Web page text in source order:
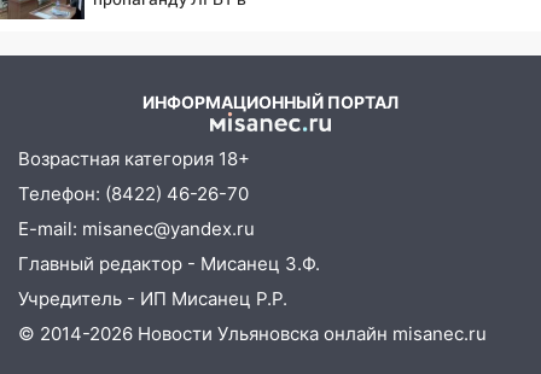
оставил в силе приговор руководству
3,2 млн рублей
Ветераны легкой атлетики из
Ульяновска успешно выступили на
Чемпионате России
16:02 В Ульяновской области убрали
более 28% площадей зерновых и
зернобобовых культур
15:51 Бросила кирпич в жену брата: в
Ульяновской области завели дело на
ИНФОРМАЦИОННЫЙ ПОРТАЛ
Возрастная категория 18+
Телефон: (8422) 46-26-70
E-mail: misanec@yandex.ru
Главный редактор - Мисанец З.Ф.
Учредитель - ИП Мисанец Р.Р.
© 2014-2026 Новости Ульяновска онлайн misanec.ru